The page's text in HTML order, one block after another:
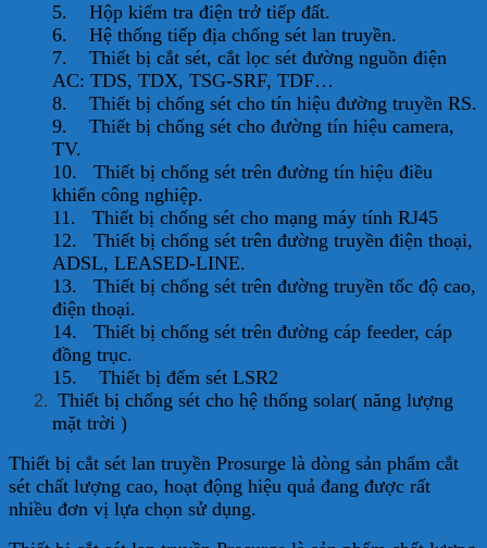
5. Hộp kiểm tra điện trở tiếp đất.
6. Hệ thống tiếp địa chống sét lan truyền.
7. Thiết bị cắt sét, cắt lọc sét đường nguồn điện
AC: TDS, TDX, TSG-SRF, TDF…
8. Thiết bị chống sét cho tín hiệu đường truyền RS.
9. Thiết bị chống sét cho đường tín hiệu camera,
TV.
10. Thiết bị chống sét trên đường tín hiệu điều
khiển công nghiệp.
11. Thiết bị chống sét cho mạng máy tính RJ45
12. Thiết bị chống sét trên đường truyền điện thoại,
ADSL, LEASED-LINE.
13. Thiết bị chống sét trên đường truyền tốc độ cao,
điện thoại.
14. Thiết bị chống sét trên đường cáp feeder, cáp
đồng trục.
15. Thiết bị đếm sét LSR2
Thiết bị chống sét cho hệ thống solar( năng lượng
mặt trời )
Thiết bị cắt sét lan truyền Prosurge là dòng sản phẩm cắt
sét chất lượng cao, hoạt động hiệu quả đang được rất
nhiều đơn vị lựa chọn sử dụng.